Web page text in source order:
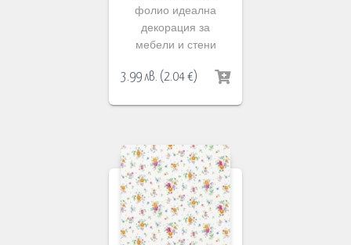
фолио идеална
декорация за
мебели и стени
3.99лв. (2.04€)